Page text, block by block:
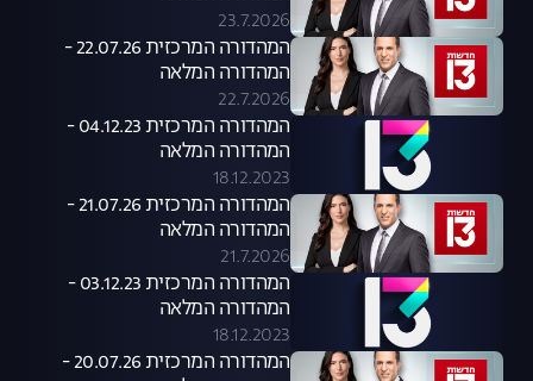
23.7.2026
המהדורה המרכזית 22.07.26 -
המהדורה המלאה
22.7.2026
המהדורה המרכזית 04.12.23 -
המהדורה המלאה
18.12.2023
המהדורה המרכזית 21.07.26 -
המהדורה המלאה
21.7.2026
המהדורה המרכזית 03.12.23 -
המהדורה המלאה
18.12.2023
המהדורה המרכזית 20.07.26 -